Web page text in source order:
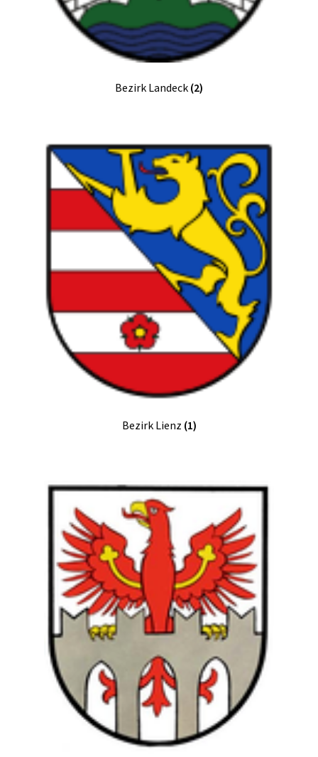
Bezirk Landeck (2)
Bezirk Lienz (1)